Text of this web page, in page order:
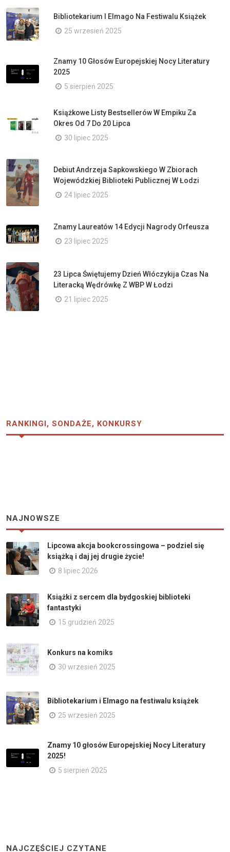
Bibliotekarium I Elmago Na Festiwalu Książek
25 wrzesień 2025
Znamy 10 Głosów Europejskiej Nocy Literatury
2025
5 sierpień 2025
Książkowe Listy Bestsellerów W Empiku Za
Okres Od 7 Do 20 Lipca
30 lipiec 2025
Debiut Andrzeja Sapkowskiego W Zbiorach
Wojewódzkiej Biblioteki Publicznej W Łodzi
24 lipiec 2025
Znamy Laureatów 14 Edycji Nagrody Orfeusza
23 lipiec 2025
23 Lipca Świętujemy Dzień Włóczykija Czas Na
Literacką Wędrówkę Z WBP W Łodzi
21 lipiec 2025
RANKINGI, SONDAŻE, KONKURSY
NAJNOWSZE
Lipcowa akcja bookcrossingowa – podziel się
książką i daj jej drugie życie!
8 lipiec 2026
Książki z sercem dla bydgoskiej biblioteki
fantastyki
15 grudzień 2025
Konkurs na komiks
30 wrzesień 2025
Bibliotekarium i Elmago na festiwalu książek
25 wrzesień 2025
Znamy 10 głosów Europejskiej Nocy Literatury
2025!
5 sierpień 2025
NAJCZĘŚCIEJ CZYTANE